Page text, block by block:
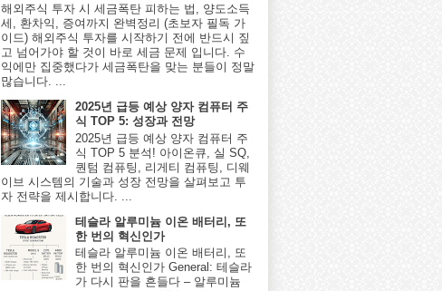
해외주식 투자 시 세금폭탄 피하는 법, 양도소득
세, 환차익, 증여까지 완벽정리 (초보자 필독 가
이드) 해외주식 투자를 시작하기 전에 반드시 짚
고 넘어가야 할 것이 바로 세금 문제 입니다. 수
익에만 집중했다가 세금폭탄을 맞는 분들이 정말
많습니다. ...
2025년 급등 예상 양자 컴퓨터 주
식 TOP 5: 성장과 전망
2025년 급등 예상 양자 컴퓨터 주
식 TOP 5 분석! 아이온큐, 실 SQ,
퀀텀 컴퓨팅, 리게티 컴퓨팅, 디웨
이브 시스템의 기술과 성장 전망을 살펴보고 투
자 전략을 제시합니다. ...
테슬라 알루미늄 이온 배터리, 또
한 번의 혁신인가
테슬라 알루미늄 이온 배터리, 또
한 번의 혁신인가 General: 테슬라
가 다시 판을 흔들다 – 알루미늄